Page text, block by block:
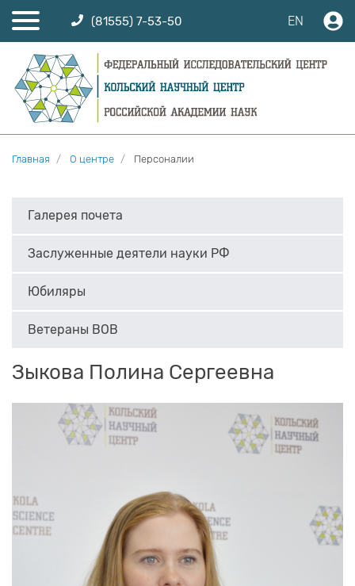
(81555) 7-53-50 EN
Главная О центре Персоналии
Галерея почета
Заслуженные деятели науки РФ
Юбиляры
Ветераны ВОВ
Зыкова Полина Сергеевна